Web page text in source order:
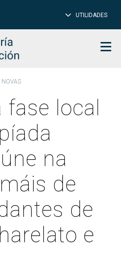
UTILIDADES
NOVAS
local
na
de
de
e